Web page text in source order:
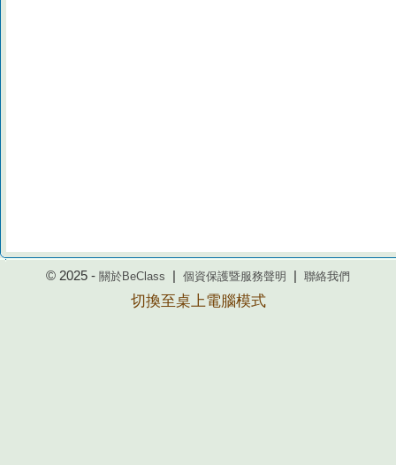
© 2025 - 關於BeClass 個資保護暨服務聲明 聯絡我們
切換至桌上電腦模式